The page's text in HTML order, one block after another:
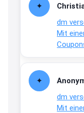
dm
Mit
dm
Mit
2:19
↩
Joachim
2:21